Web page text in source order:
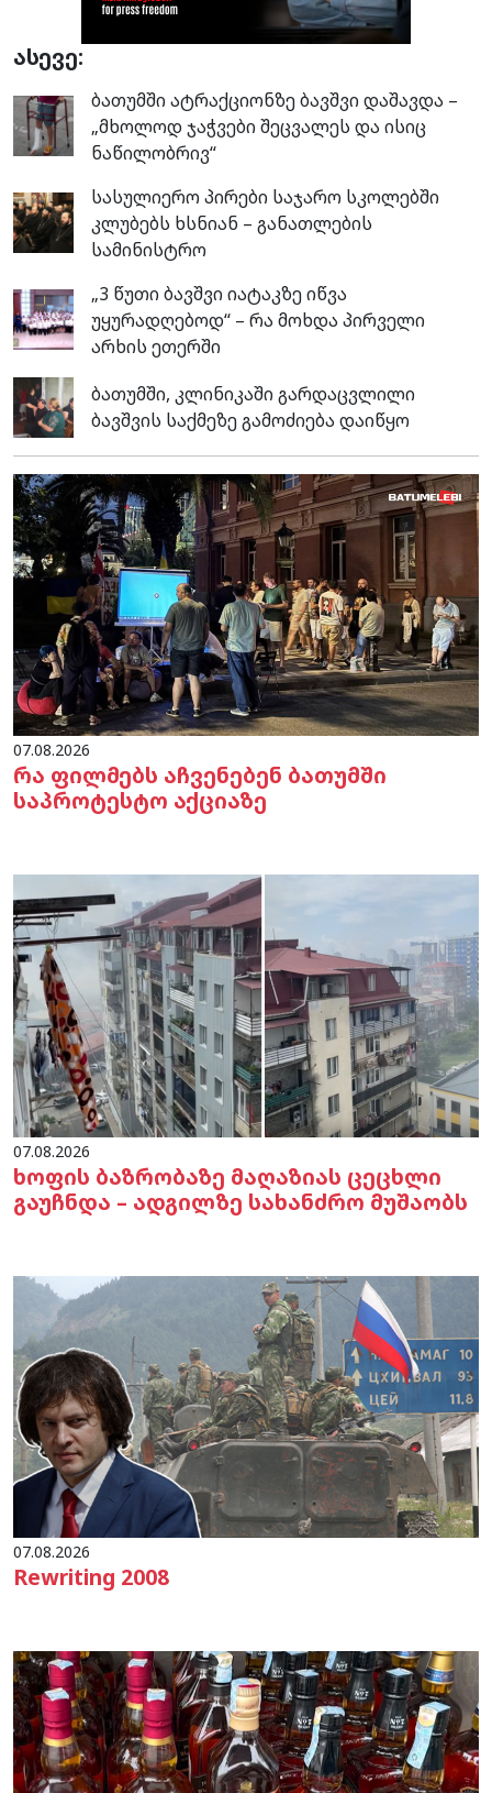
ასევე:
ბათუმში ატრაქციონზე ბავშვი დაშავდა –
„მხოლოდ ჯაჭვები შეცვალეს და ისიც
ნაწილობრივ“
სასულიერო პირები საჯარო სკოლებში
კლუბებს ხსნიან – განათლების
სამინისტრო
„3 წუთი ბავშვი იატაკზე იწვა
უყურადღებოდ“ – რა მოხდა პირველი
არხის ეთერში
ბათუმში, კლინიკაში გარდაცვლილი
ბავშვის საქმეზე გამოძიება დაიწყო
07.08.2026
რა ფილმებს აჩვენებენ ბათუმში
საპროტესტო აქციაზე
07.08.2026
ხოფის ბაზრობაზე მაღაზიას ცეცხლი
გაუჩნდა – ადგილზე სახანძრო მუშაობს
07.08.2026
Rewriting 2008